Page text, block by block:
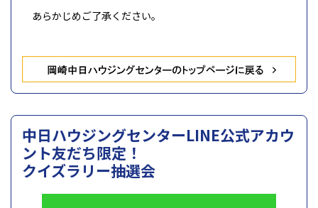
あらかじめご了承ください。
中日ハウジングセンターLINE公式アカウ
ント友だち限定！
クイズラリー抽選会